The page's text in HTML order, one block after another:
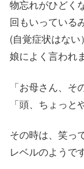
物忘れがひどく
回もいっている
(自覚症状はない）
娘によく言われ
「お母さん、そ
「頭、ちょっと
その時は、笑っ
レベルのようです